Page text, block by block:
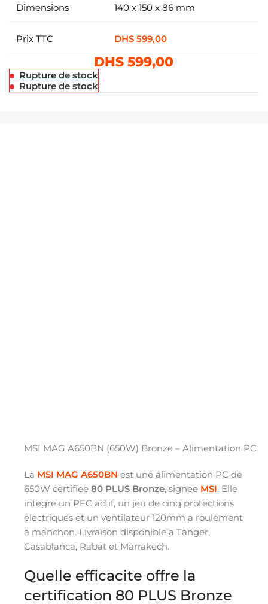
Dimensions 140 x 150 x 86 mm
Prix TTC DHS 599,00
DHS 599,00
Rupture de stock
Rupture de stock
MSI MAG A650BN (650W) Bronze – Alimentation PC
La MSI MAG A650BN est une alimentation PC de
650W certifiee 80 PLUS Bronze, signee MSI. Elle
integre un PFC actif, un jeu de cinq protections
electriques et un ventilateur 120mm a roulement
a manchon. Livraison disponible a Tanger,
Casablanca, Rabat et Marrakech.
Quelle efficacite offre la
certification 80 PLUS Bronze